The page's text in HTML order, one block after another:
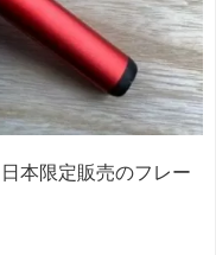
本限定販売のフレー